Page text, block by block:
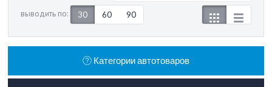
выводить по: 30 60 90
Категории автотоваров